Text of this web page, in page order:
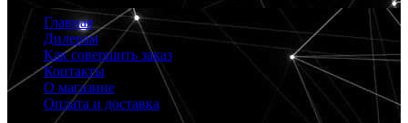
Главная
Дилерам
Как совершить заказ
Контакты
О магазине
Оплата и доставка